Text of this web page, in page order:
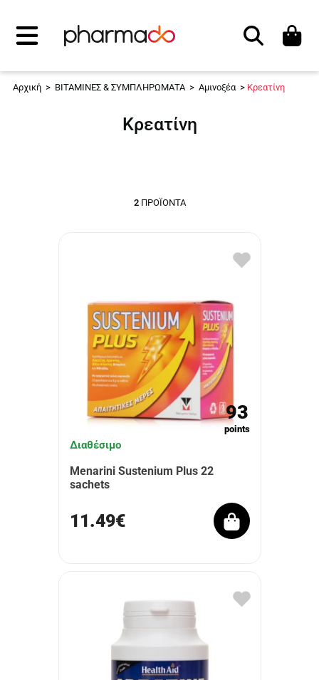
Αναζήτηση
Αρχική > ΒΙΤΑΜΙΝΕΣ & ΣΥΜΠΛΗΡΩΜΑΤΑ > Αμινοξέα > Κρεατίνη
Κρεατίνη
2ΠΡΟΪΌΝΤΑ
93
points
Διαθέσιμο
Menarini Sustenium Plus 22
sachets
11.49€